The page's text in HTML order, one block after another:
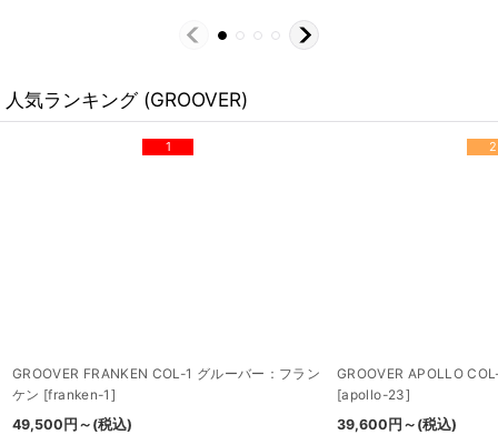
人気ランキング (GROOVER)
1
GROOVER FRANKEN COL-1 グルーバー：フラン
ケン [franken-1 ]
49,500 円 ～ (税込)
2
GROOVER APOLLO
[apollo-23]
39,600 円 ～ (税込)